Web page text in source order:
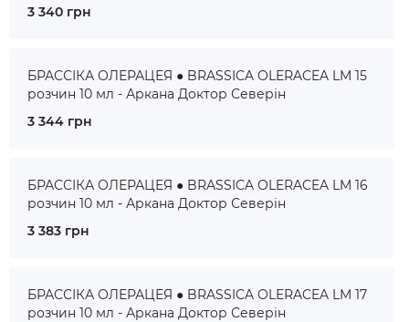
3 340 грн
БРАССІКА ОЛЕРАЦЕЯ ● BRASSICA OLERACEA LM 15
розчин 10 мл - Аркана Доктор Северін
3 344 грн
БРАССІКА ОЛЕРАЦЕЯ ● BRASSICA OLERACEA LM 16
розчин 10 мл - Аркана Доктор Северін
3 383 грн
БРАССІКА ОЛЕРАЦЕЯ ● BRASSICA OLERACEA LM 17
розчин 10 мл - Аркана Доктор Северін